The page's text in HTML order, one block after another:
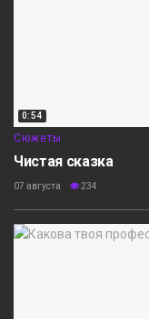
0:54
Сюжеты
Чистая сказка
07 августа 234